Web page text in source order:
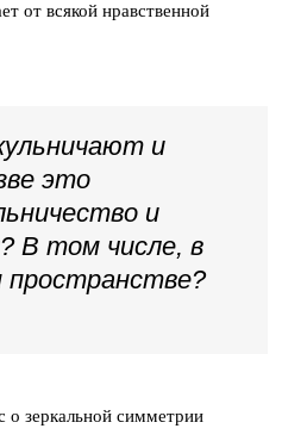
от всякой нравственной
и
это
и
В том числе, в
о зеркальной симметрии